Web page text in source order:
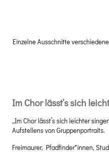
Einzelne Ausschnitte
Im Chor lässt’s sich
„Im Chor lässt’s sich leichter
Aufstellens von Gruppenportraits.
Freimaurer, Pfadfinder*innen,